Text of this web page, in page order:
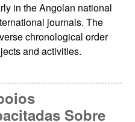
in the Angolan national
journals. The
chronological order
and activities.
Sobre